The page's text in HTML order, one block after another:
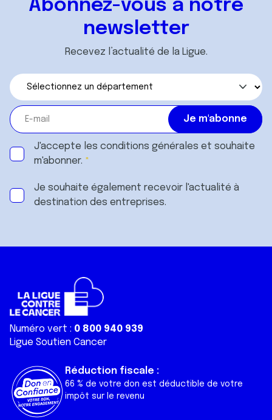
Abonnez-vous à notre
newsletter
Recevez l’actualité de la Ligue.
J'accepte les conditions générales et souhaite
m'abonner.
Je souhaite également recevoir l'actualité à
destination des entreprises.
Numéro vert : 0 800 940 939
Ligue Soutien Cancer
Réduction fiscale :
66 % de votre don est déductible de votre
impôt sur le revenu